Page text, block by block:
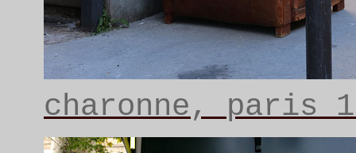
charonne, paris